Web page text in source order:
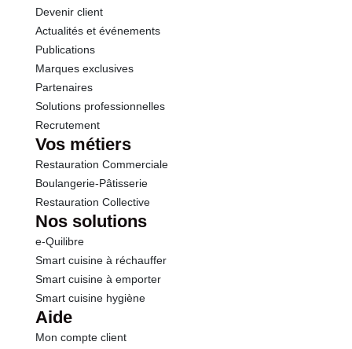
Fibres
Protéines
Sel
Sodium
Devenir client
Actualités et événements
Publications
Marques exclusives
Partenaires
Solutions professionnelles
Recrutement
Vos métiers
Restauration Commerciale
Boulangerie-Pâtisserie
Restauration Collective
Nos solutions
e-Quilibre
Smart cuisine à réchauffer
Smart cuisine à emporter
Smart cuisine hygiène
Aide
Mon compte client